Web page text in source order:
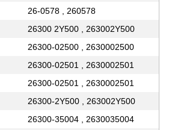
26-0578 , 260578
26300 2Y500 , 263002Y500
26300-02500 , 2630002500
26300-02501 , 2630002501
26300-02501 , 2630002501
26300-2Y500 , 263002Y500
26300-35004 , 2630035004